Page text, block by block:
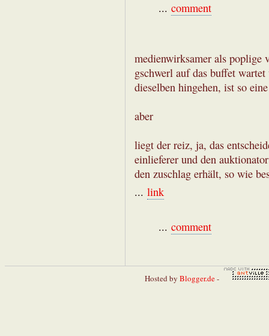
... comment
medienwirksamer als poplige
gschwerl auf das buffet
dieselben hingehen, ist so
aber
liegt der reiz, ja, das
einlieferer und den
den zuschlag erhält, so wie
... link
... comment
Hosted by Blogger.de-